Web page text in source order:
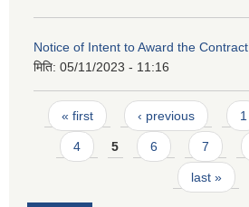
Notice of Intent to Award the Contract
मिति: 05/11/2023 - 11:16
Pages
« first ‹ previous 1
4 5 6 7
last »